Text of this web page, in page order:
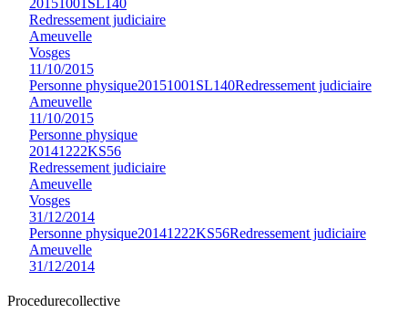
Redressement judiciaire
Ameuvelle
Vosges
11/10/2015
Personne physique20151001SL140Redressement judiciaire
Ameuvelle
11/10/2015
Personne physique
20141222KS56
Redressement judiciaire
Ameuvelle
Vosges
31/12/2014
Personne physique20141222KS56Redressement judiciaire
Ameuvelle
31/12/2014
Procedurecollective